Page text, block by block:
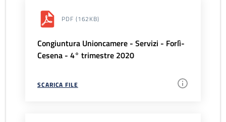
PDF (162KB)
Congiuntura Unioncamere - Servizi - Forlì-
Cesena - 4° trimestre 2020
SCARICA FILE